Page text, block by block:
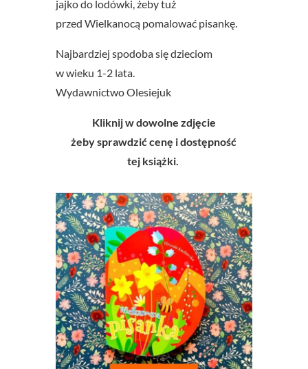
jajko do lodówki, żeby tuż
przed Wielkanocą pomalować pisankę.
Najbardziej spodoba się dzieciom
w wieku 1-2 lata.
Wydawnictwo Olesiejuk
Kliknij w dowolne zdjęcie
żeby sprawdzić cenę i dostępność
tej książki.